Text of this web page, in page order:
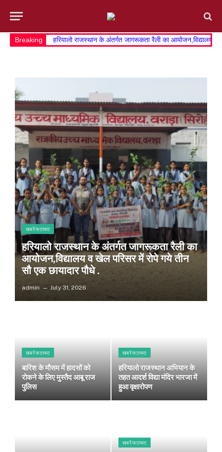
Breaking हरियालो राजस्थान के अंतर्गत जागरूकता रैली का आयोजन,विद्यालय व
खबरें फटाफट
हरियालो राजस्थान के अंतर्गत जागरूकता रैली का
आयोजन,विद्यालय व खेल परिसर में रोपे गये तीन
सौ एक छायादार पौधे .
admin July 31, 2026
खबरें फटाफट
बारिश के मौसम में हादसों को
रोकने के लिए मुस्तैद आबू राज
पुलिस
खबरें फटाफट
हरियालो राजस्थान अभियान के
तहत आदर्श विद्या मंदिर भारजा में
हुआ वृक्षारोपण
खबरें फटाफट